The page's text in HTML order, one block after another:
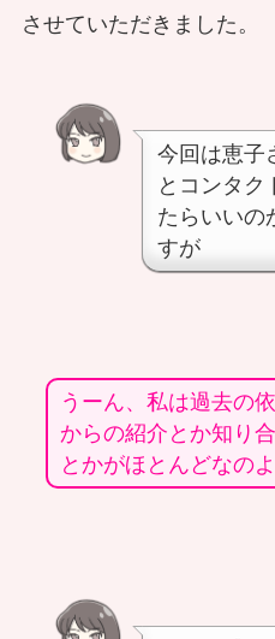
させていただきました。
今回は恵子
とコンタク
たらいいの
すが
うーん、私は過去の
からの紹介とか知り
とかがほとんどなの